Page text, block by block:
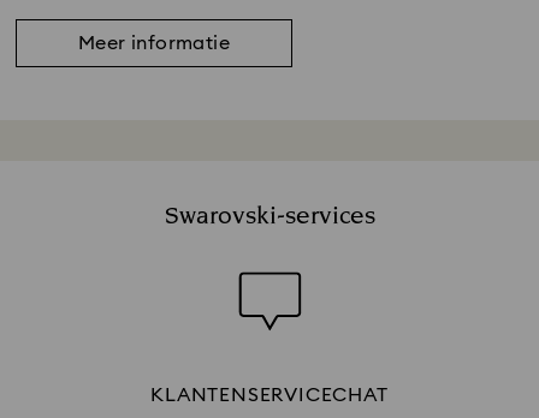
Meer informatie
Swarovski-services
KLANTENSERVICECHAT